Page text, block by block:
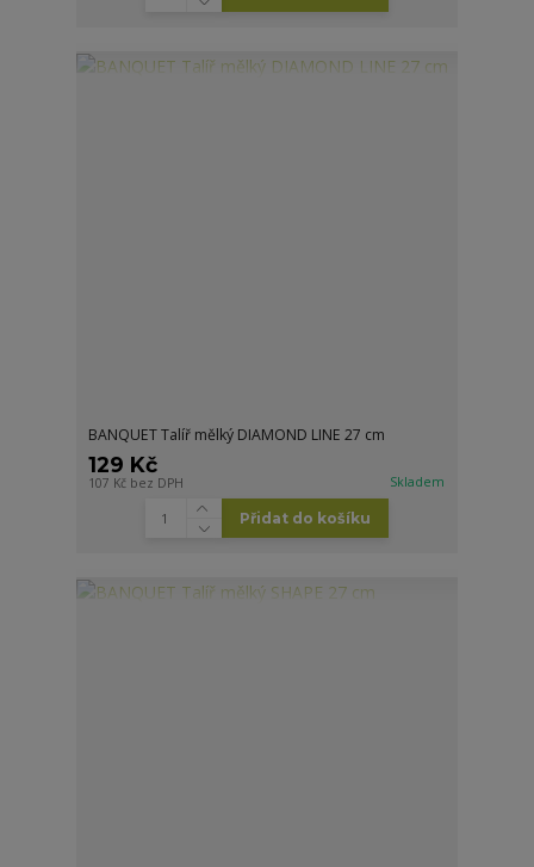
BANQUET Talíř mělký DIAMOND LINE 27 cm
129 Kč
107 Kč bez DPH Skladem
Přidat do košíku